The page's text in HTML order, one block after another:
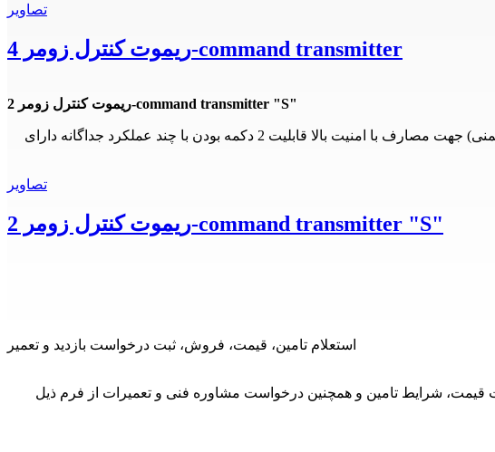
تصاویر
ریموت کنترل زومر 4-command transmitter
ریموت کنترل زومر 2-command transmitter "S"
ریموت کنترل زومر با ارسال فرکانس رادیویی 8 و 868 مگاهرتز با کد 66 بیت و 74 تریلون ، ترکیب کدی – رمزی دارد ( فوق ایمنی) جهت مصارف با امنیت بالا قابلیت 2 دکمه بودن با چند عملکرد جداگانه دارای
تصاویر
ریموت کنترل زومر 2-command transmitter "S"
استعلام تامین، قیمت، فروش، ثبت درخواست بازدید و تعمیر
قیمت، شرایط تامین و همچنین درخواست مشاوره فنی و تعمیرات از فرم ذیل